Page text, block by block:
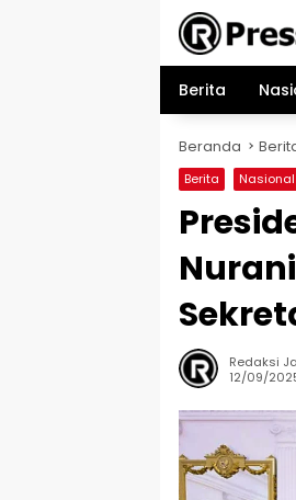
Berita
Beranda
Berita Nasional
Redaksi
12/09/